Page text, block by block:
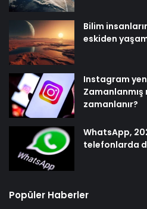
Bilim
eskiden
Instagram
Zamanlanmış
zamanlanır?
WhatsApp,
telefonlarda
Popüler Haberler